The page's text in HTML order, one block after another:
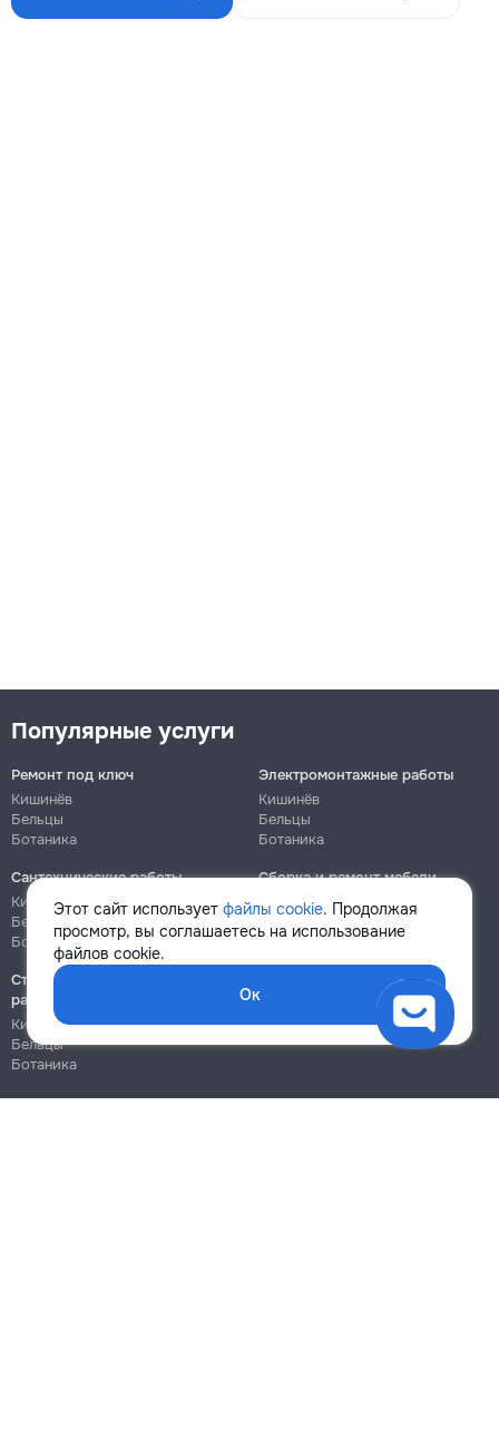
Этот сайт использует файлы cookie. Продолжая
просмотр, вы соглашаетесь на использование
файлов cookie.
Ок
Популярные услуги
Ремонт под ключ
Кишинёв
Бельцы
Ботаника
Электромонтажные работы
Кишинёв
Бельцы
Ботаника
Сантехнические работы
Кишинёв
Бельцы
Ботаника
Сборка и ремонт мебели
Кишинёв
Ботаника
Строительно-монтажные
работы
Кишинёв
Бельцы
Ботаника